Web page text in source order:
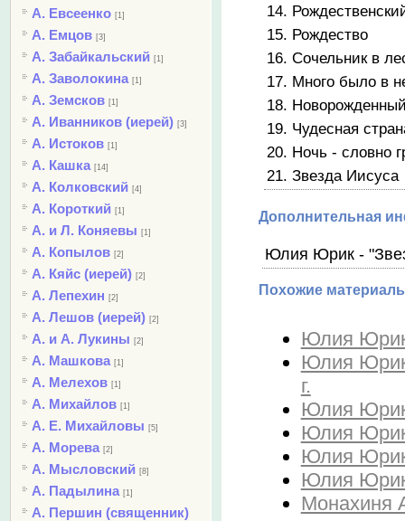
А. Евсеенко [1]
А. Емцов [3]
А. Забайкальский [1]
А. Заволокина [1]
А. Земсков [1]
А. Иванников (иерей) [3]
А. Истоков [1]
А. Кашка [14]
А. Колковский [4]
А. Короткий [1]
А. и Л. Коняевы [1]
А. Копылов [2]
А. Кяйс (иерей) [2]
А. Лепехин [2]
А. Лешов (иерей) [2]
А. и А. Лукины [2]
А. Машкова [1]
А. Мелехов [1]
А. Михайлов [1]
А. Е. Михайловы [5]
А. Морева [2]
А. Мысловский [8]
А. Падылина [1]
А. Першин (священник)
14.
15. Рождество
16. Сочельник в
17. Много было в
18.
19. Чудесная
20. Ночь - словно
21. Звезда Иисуса
Дополнительная
Юлия Юрик -
Похожие
Юлия Юрик
Юлия
г.
Юлия
Юлия
Юлия
Юлия
Монахиня